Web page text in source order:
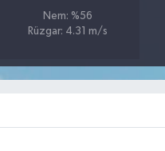
Nem: %56
Rüzgar: 4.31 m/s